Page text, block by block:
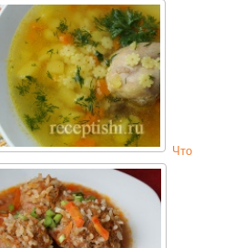
Что